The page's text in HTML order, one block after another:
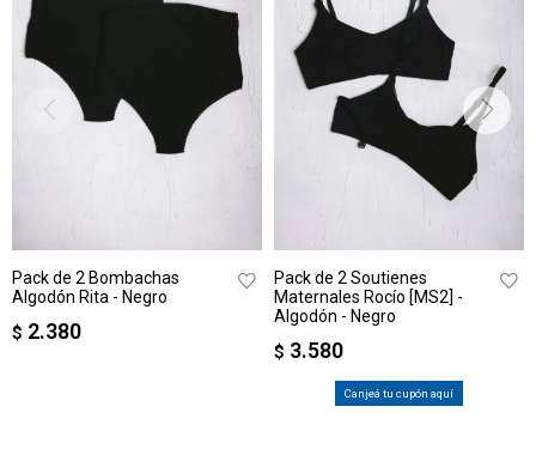
Pack de 2 Bombachas
Algodón Rita - Negro
$ 2.380
Pack de 2 Soutienes
Maternales Rocío [MS2] -
Algodón - Negro
$ 3.580
Canjeá tu cupón aquí